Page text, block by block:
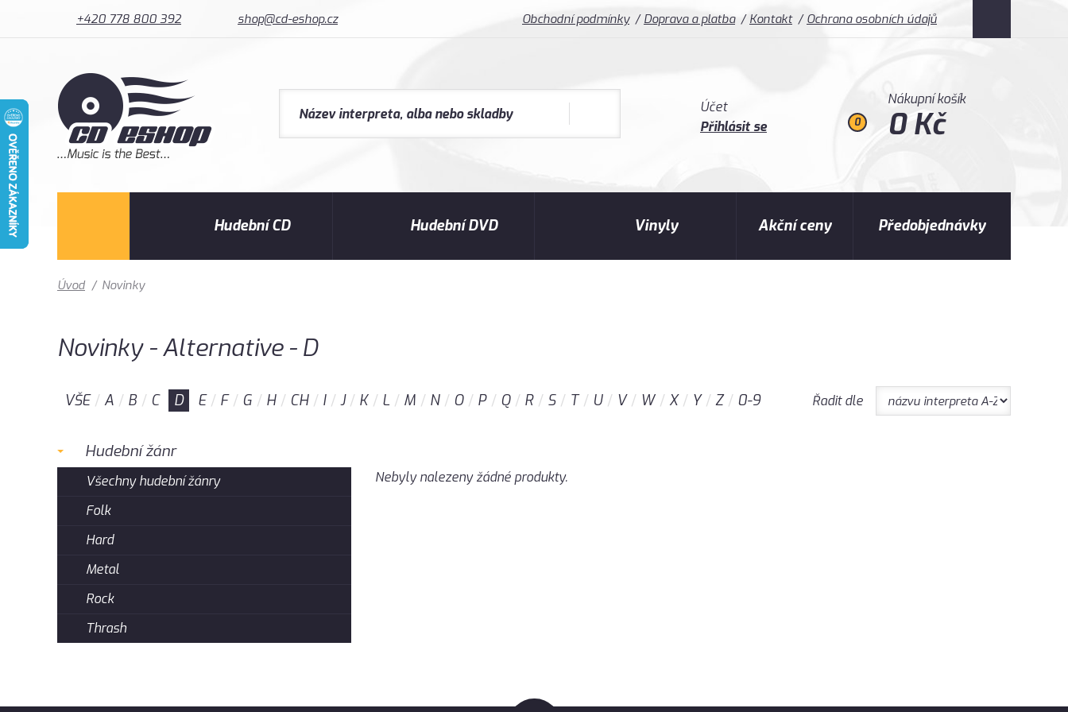
+420 778 800 392 shop@cd-eshop.cz Obchodní podmínky Doprava a platba Kontakt Ochrana osobních údajů
Účet
Přihlásit se
0
Nákupní košík
0 Kč
Hudební CD Hudební DVD Vinyly Akční ceny Předobjednávky
Úvod / Novinky
Novinky - Alternative - D
VŠE A B C D E F G H CH I J K L M N O P Q R S T U V W X Y Z 0-9 Řadit dle
Hudební žánr
Všechny hudební žánry
Folk
Hard
Metal
Rock
Thrash
Nebyly nalezeny žádné produkty.